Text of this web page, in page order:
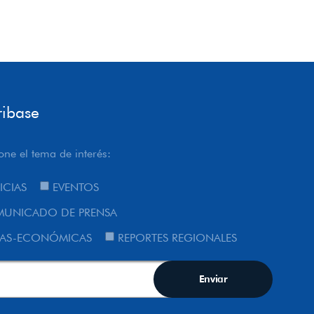
el tema de interés:
EVENTOS
DE PRENSA
ECONÓMICAS
REPORTES REGIONALES